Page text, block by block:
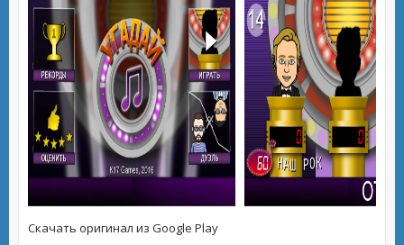
Скачать оригинал из Google Play